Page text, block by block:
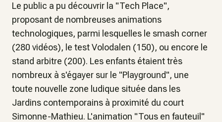
Le public a pu découvrir la "Tech Place",
proposant de nombreuses animations
technologiques, parmi lesquelles le smash corner
(280 vidéos), le test Volodalen (150), ou encore le
stand arbitre (200). Les enfants étaient très
nombreux à s'égayer sur le "Playground", une
toute nouvelle zone ludique située dans les
Jardins contemporains à proximité du court
Simonne-Mathieu. L'animation "Tous en fauteuil"